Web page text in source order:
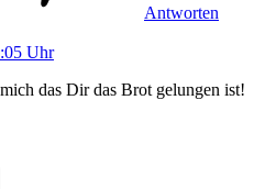
Antworten
Uhr
das Dir das Brot gelungen ist!